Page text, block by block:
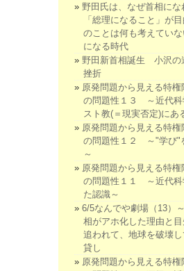
野田氏は、なぜ首相に
「総理になること」が
のことは何も考えてい
になる時代
野田新首相誕生 小沢の
挫折
原発問題から見える特
の問題性１３ ～近代科
スト教(＝現実否定)にあ
原発問題から見える特
の問題性１２ ～"学び"
～
原発問題から見える特
の問題性１１ ～近代科
た認識～
6/5なんでや劇場（13）
相がアホ化した理由と
追われて、地球を破壊
貸し
原発問題から見える特